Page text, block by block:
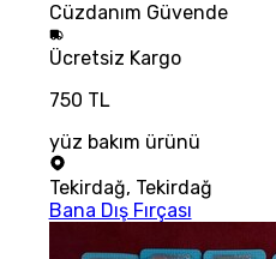
Cüzdanım Güvende
Ücretsiz Kargo
750 TL
yüz bakım ürünü
Tekirdağ, Tekirdağ
Bana Dış Fırçası